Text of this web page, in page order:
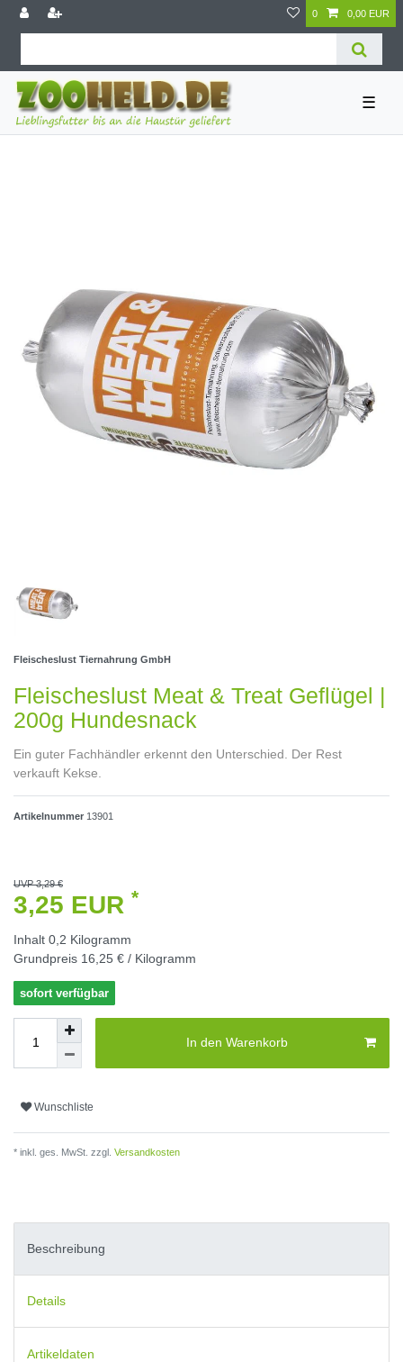
0 0,00 EUR
☰
Fleischeslust Tiernahrung GmbH
Fleischeslust Meat & Treat Geflügel |
200g Hundesnack
Ein guter Fachhändler erkennt den Unterschied. Der Rest
verkauft Kekse.
Artikelnummer 13901
UVP 3,29 €
3,25 EUR *
Inhalt 0,2 Kilogramm
Grundpreis 16,25 € / Kilogramm
sofort verfügbar
In den Warenkorb
Wunschliste
* inkl. ges. MwSt. zzgl. Versandkosten
Beschreibung
Details
Artikeldaten